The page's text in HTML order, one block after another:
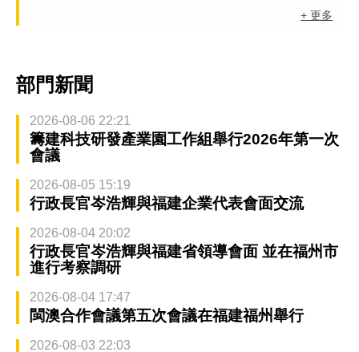
+ 更多
部門新聞
2026-08-06 22:21
籌建科技研發產業園工作組舉行2026年第一次
會議
2026-08-05 15:19
行政長官岑浩輝與福建企業代表會面交流
2026-08-04 20:02
行政長官岑浩輝與福建省領導會面 並在福州市
進行考察調研
2026-08-04 17:47
閩澳合作會議第五次會議在福建福州舉行
2026-08-03 22:03